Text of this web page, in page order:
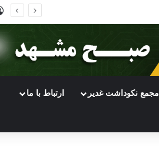
مجمع نکوداشت غدیر ارتباط با ما